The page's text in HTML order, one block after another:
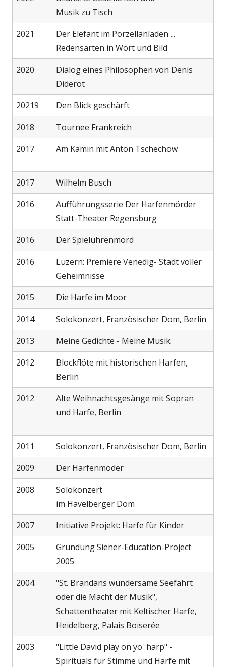
Musik zu Tisch
2021
Der Elefant im Porzellanladen ...
Redensarten in Wort und Bild
2020
Dialog eines Philosophen von Denis
Diderot
20219
Den Blick geschärft
2018
Tournee Frankreich
2017
Am Kamin mit Anton Tschechow
2017
Wilhelm Busch
2016
Aufführungsserie Der Harfenmörder
Statt-Theater Regensburg
2016
Der Spieluhrenmord
2016
Luzern: Premiere Venedig- Stadt voller
Geheimnisse
2015
Die Harfe im Moor
2014
Solokonzert, Französischer Dom, Berlin
2013
Meine Gedichte - Meine Musik
2012
Blockflöte mit historischen Harfen,
Berlin
2012
Alte Weihnachtsgesänge mit Sopran
und Harfe, Berlin
2011
Solokonzert, Französischer Dom, Berlin
2009
Der Harfenmöder
2008
Solokonzert
im Havelberger Dom
2007
Initiative Projekt: Harfe für Kinder
2005
Gründung Siener-Education-Project
2005
2004
"St. Brandans wundersame Seefahrt
oder die Macht der Musik",
Schattentheater mit Keltischer Harfe,
Heidelberg, Palais Boiserée
2003
"Little David play on yo' harp" -
Spirituals für Stimme und Harfe mit